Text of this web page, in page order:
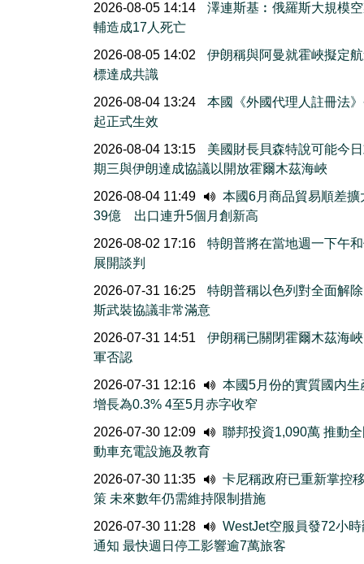
2026-08-05 14:14
澤連斯基︰俄羅斯大規模
輔造成17人死亡
2026-08-05 14:02
伊朗稱與阿曼就霍峽擬定
標達成共識
2026-08-04 13:24
本國《外國代理人註冊法
起正式生效
2026-08-04 13:15
美國財長貝森特說可能今
期三與伊朗達成協議以開放霍爾木茲海峽
2026-08-04 11:49
本國6月商品貿易順差擴
39億 出口連升5個月創新高
2026-08-02 17:16
特朗普將在當地週一下午
展開談判
2026-07-31 16:25
特朗普稱以色列對全面解
斯武裝協議非常滿意
2026-07-31 14:51
伊朗稱已關閉霍爾木茲海
軍否認
2026-07-31 12:16
本國5月份的實質國内生
增長為0.3% 4至5月赤字收窄
2026-07-30 12:09
聯邦投資1,090萬 推動
動車充電設施及教育
2026-07-30 11:35
卡尼稱政府已重新掌控
策 未來數年仍需維持限制措施
2026-07-30 11:28
WestJet空服員發72小
通知 最快週日停工影響逾7萬旅客